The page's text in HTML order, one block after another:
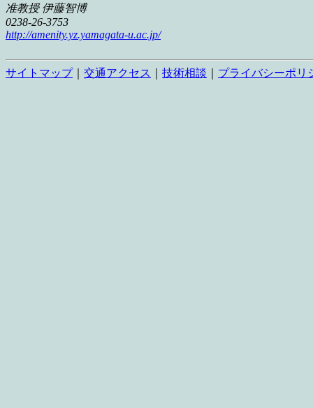
准教授 伊藤智博
0238-26-3753
http://amenity.yz.yamagata-u.ac.jp/
サイトマップ｜ 交通アクセス 技術相談 プライバシーポリ